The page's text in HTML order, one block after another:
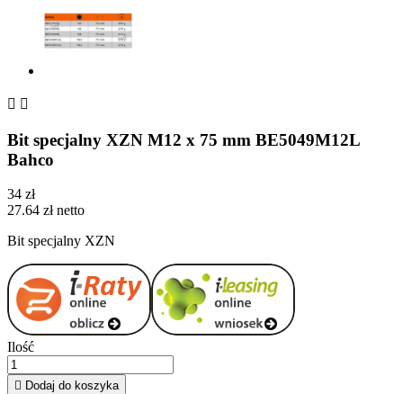
 
Bit specjalny XZN M12 x 75 mm BE5049M12L
Bahco
34 zł
27.64 zł netto
Bit specjalny XZN
Ilość
 Dodaj do koszyka